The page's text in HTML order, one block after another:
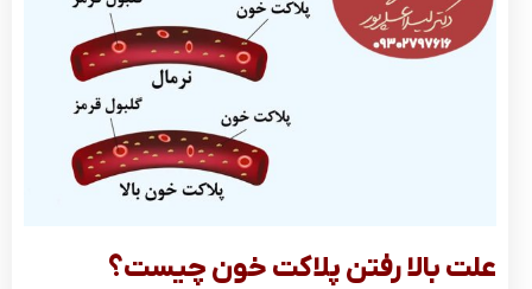
علت بالا رفتن پلاکت خون چیست؟